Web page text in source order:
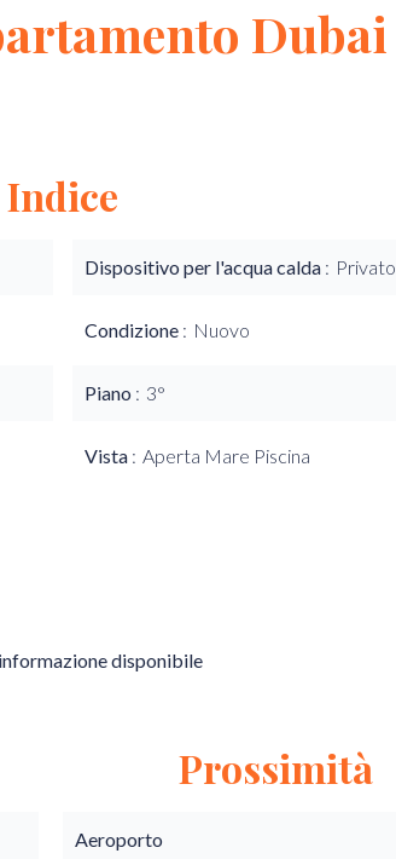
Dubai
Indice
Dispositivo per l'acqua calda Privato
Condizione Nuovo
Piano 3°
Vista Aperta Mare Piscina
disponibile
Prossimità
Aeroporto